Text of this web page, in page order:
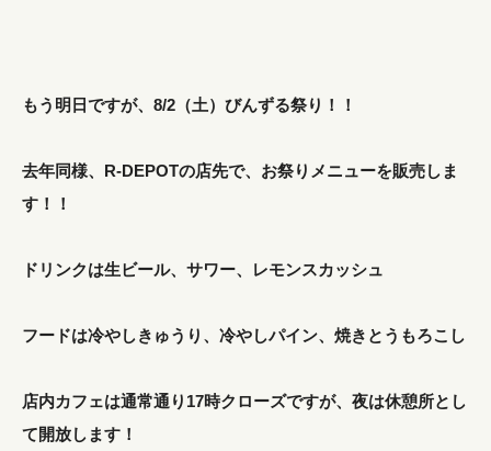
もう明日ですが、8/2（土）びんずる祭り！！
去年同様、R-DEPOTの店先で、お祭りメニューを販売しま
す！！
ドリンクは生ビール、サワー、レモンスカッシュ
フードは冷やしきゅうり、冷やしパイン、焼きとうもろこし
店内カフェは通常通り17時クローズですが、夜は休憩所とし
て開放します！